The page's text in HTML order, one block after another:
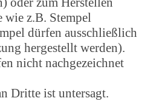
wie z.B. Stempel
dürfen ausschließlich
hergestellt werden).
nicht nachgezeichnet
Dritte ist untersagt.